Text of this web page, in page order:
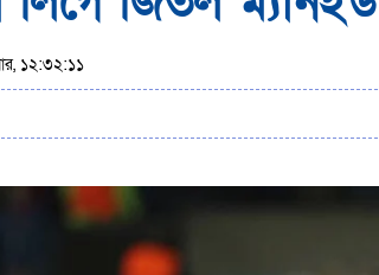
১২:৩২:১১